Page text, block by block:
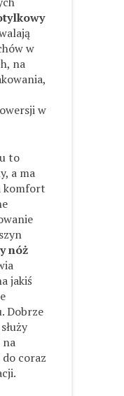
w
na
w
to
a ma
komfort
nóż
jakiś
Dobrze
służy
na
coraz